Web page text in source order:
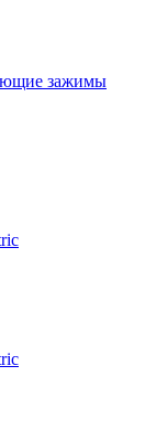
зажимы